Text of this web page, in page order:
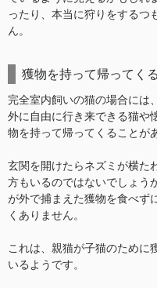
ったり、本当に狩りをするつ
ん。
獲物を持って帰ってくる
完全室内飼いの猫の場合には
外に自由に行き来できる猫や
物を持って帰ってくることが
玄関を開けたらネズミが横た
方もいるのではないでしょう
が外で捕まえた獲物を食べず
くありません。
これは、親猫が子猫のために
いるようです。